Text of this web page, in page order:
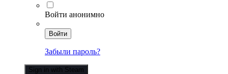
Войти анонимно
Войти
Забыли пароль?
Sign in with Steam